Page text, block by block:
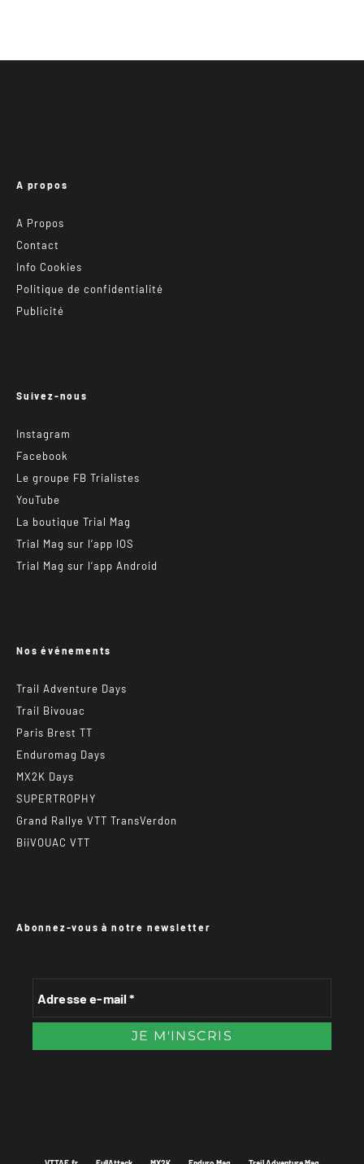
A propos
A Propos
Contact
Info Cookies
Politique de confidentialité
Publicité
Suivez-nous
Instagram
Facebook
Le groupe FB Trialistes
YouTube
La boutique Trial Mag
Trial Mag sur l’app IOS
Trial Mag sur l’app Android
Nos événements
Trail Adventure Days
Trail Bivouac
Paris Brest TT
Enduromag Days
MX2K Days
SUPERTROPHY
Grand Rallye VTT TransVerdon
BiiVOUAC VTT
Abonnez-vous à notre newsletter